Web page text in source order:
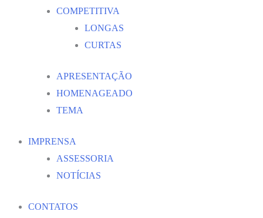
COMPETITIVA
LONGAS
CURTAS
APRESENTAÇÃO
HOMENAGEADO
TEMA
IMPRENSA
ASSESSORIA
NOTÍCIAS
CONTATOS